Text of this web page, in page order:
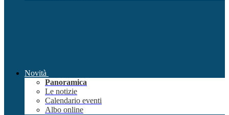
Novità
Panoramica
Le notizie
Calendario eventi
Albo online